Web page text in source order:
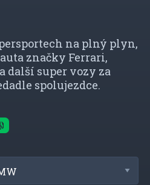
na plný plyn,
značky Ferrari,
další super vozy za
spolujezdce.